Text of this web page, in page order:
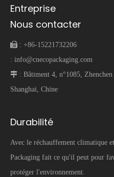
Entreprise
Nous contacter
 : +86-15221732206
: info@cnecopackaging.com
 : Bâtiment 4, n°1085,
Shanghai, Chine
Durabilité
Avec le réchauffement climatique
Packaging fait ce qu'il peut pour
protéger l'environnement.